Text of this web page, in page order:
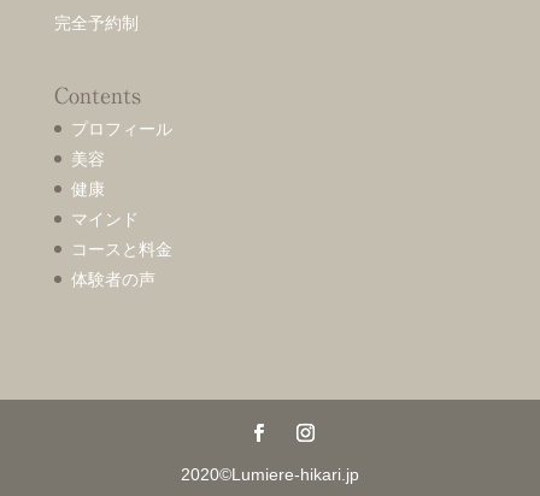
完全予約制
Contents
プロフィール
美容
健康
マインド
コースと料金
体験者の声
2020©Lumiere-hikari.jp